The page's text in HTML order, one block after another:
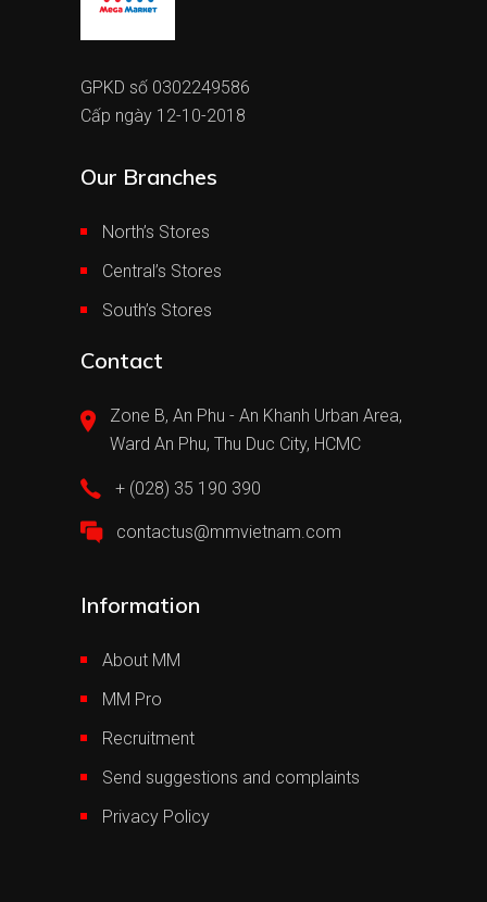
GPKD số 0302249586
Cấp ngày 12-10-2018
Our Branches
North’s Stores
Central’s Stores
South’s Stores
Contact
Zone B, An Phu - An Khanh Urban Area,
Ward An Phu, Thu Duc City, HCMC
+ (028) 35 190 390
contactus@mmvietnam.com
Information
About MM
MM Pro
Recruitment
Send suggestions and complaints
Privacy Policy